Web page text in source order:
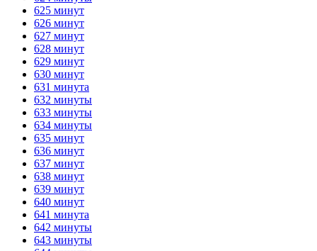
625 минут
626 минут
627 минут
628 минут
629 минут
630 минут
631 минута
632 минуты
633 минуты
634 минуты
635 минут
636 минут
637 минут
638 минут
639 минут
640 минут
641 минута
642 минуты
643 минуты